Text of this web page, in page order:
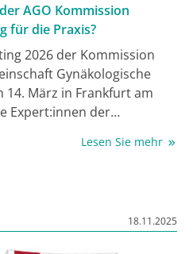
AGO Kommission
für die Praxis?
2026 der Kommission
Gynäkologische
14. März in Frankfurt am
Expert:innen der
letzten Jahres gesichtet,
Busch, niedergelassene
war wieder vor Ort.
aus ihrer Sicht
Lesen Sie mehr
18.11.2025